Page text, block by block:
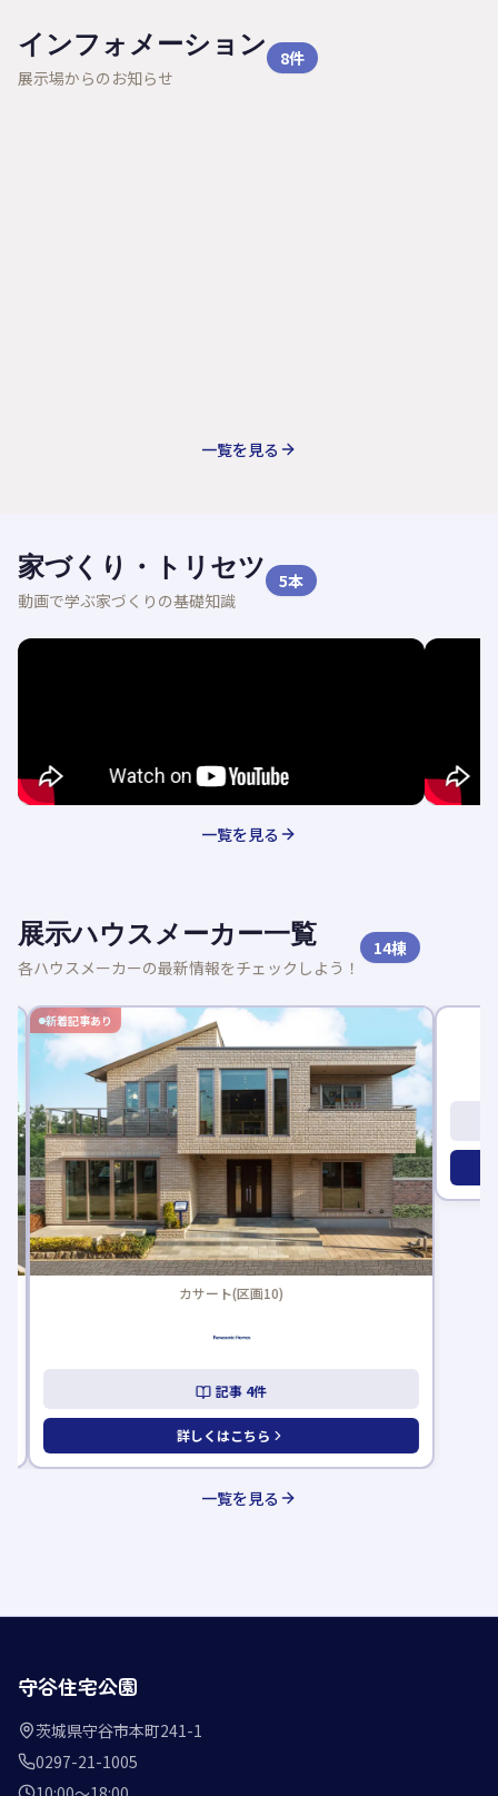
インフォメーション
展示場からのお知らせ
8件
一覧を見る
家づくり・トリセツ
動画で学ぶ家づくりの基礎知識
5本
一覧を見る
展示ハウスメーカー一覧
各ハウスメーカーの最新情報をチェックしよう！
14棟
新着記事あり
カサート(区画10)
記事4 件
詳しくはこちら
一覧を見る
守谷住宅公園
茨城県守谷市本町241-1
0297-21-1005